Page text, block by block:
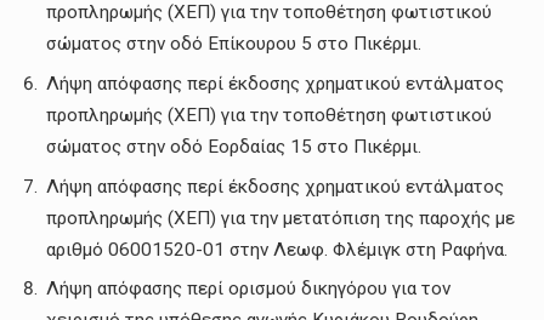
προπληρωμής (ΧΕΠ) για την τοποθέτηση φωτιστικού
σώματος στην οδό Επίκουρου 5 στο Πικέρμι.
Λήψη απόφασης περί έκδοσης χρηματικού εντάλματος
προπληρωμής (ΧΕΠ) για την τοποθέτηση φωτιστικού
σώματος στην οδό Εορδαίας 15 στο Πικέρμι.
Λήψη απόφασης περί έκδοσης χρηματικού εντάλματος
προπληρωμής (ΧΕΠ) για την μετατόπιση της παροχής με
αριθμό 06001520-01 στην Λεωφ. Φλέμιγκ στη Ραφήνα.
Λήψη απόφασης περί ορισμού δικηγόρου για τον